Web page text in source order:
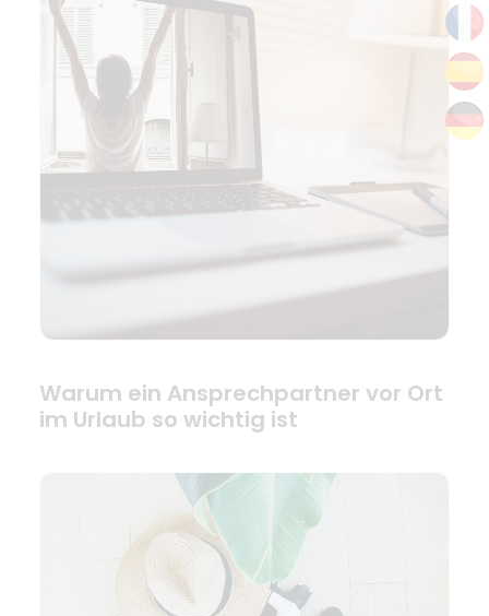
Warum ein Ansprechpartner vor Ort
im Urlaub so wichtig ist